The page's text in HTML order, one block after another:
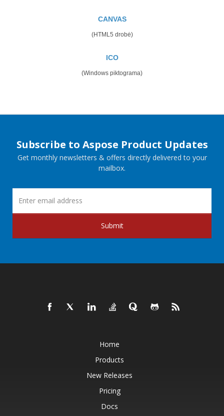
CANVAS
(HTML5 drobė)
ICO
(Windows piktograma)
Subscribe to Aspose Product Updates
Get monthly newsletters & offers directly delivered to your
mailbox.
Submit
Home
Products
New Releases
Pricing
Docs